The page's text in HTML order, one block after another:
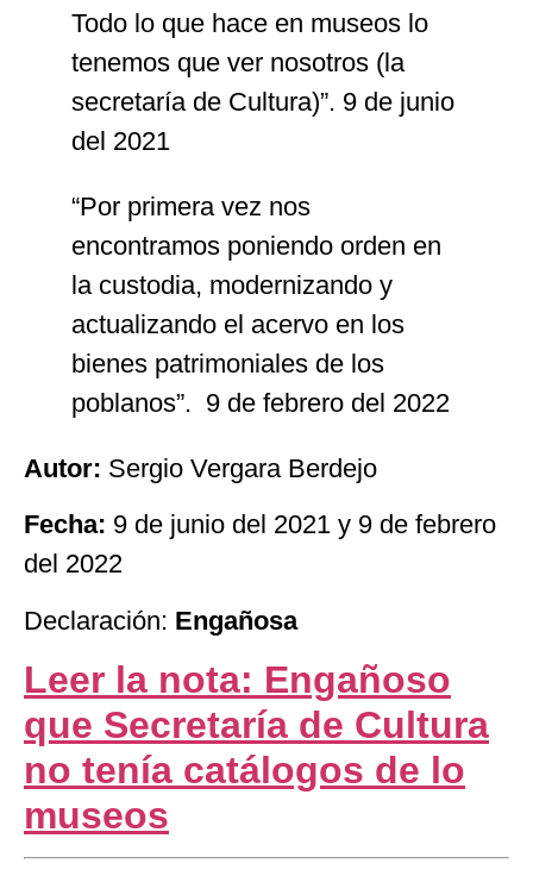
Todo lo que hace en museos lo
tenemos que ver nosotros (la
secretaría de Cultura)”. 9 de junio
del 2021
“Por primera vez nos
encontramos poniendo orden en
la custodia, modernizando y
actualizando el acervo en los
bienes patrimoniales de los
poblanos”. 9 de febrero del 2022
Autor: Sergio Vergara Berdejo
Fecha: 9 de junio del 2021 y 9 de febrero
del 2022
Declaración: Engañosa
Leer la nota: Engañoso
que Secretaría de Cultura
no tenía catálogos de lo
museos